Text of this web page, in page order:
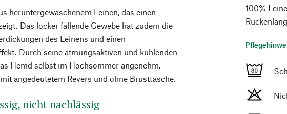
heruntergewaschenem Leinen, das einen
Das locker fallende Gewebe hat zudem die
des Leinens und einen
Durch seine atmungsaktiven und kühlenden
Hemd selbst im Hochsommer angenehm.
angedeutetem Revers und ohne Brusttasche.
nicht nachlässig
100%